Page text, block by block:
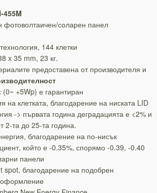
455M
фотоволтаичен/соларен панел
144 клетки
x 35 mm, 23 кг.
предоставена от производителя и
(0~ +5Wp) е гарантиран
на клетката, благодарение на ниската LID
-> първата година деградацията е <2% и
2-та до 25-та година.
благодарение на по-нисък
който е -0.35%, спорямо -0.39, -0.40
панели
spot, благодарение на подобрен
оформление